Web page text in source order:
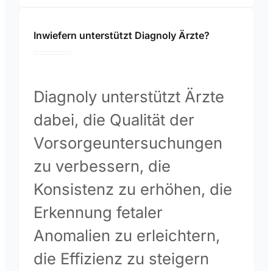
Inwiefern unterstützt Diagnoly Ärzte?
Diagnoly unterstützt Ärzte
dabei, die Qualität der
Vorsorgeuntersuchungen
zu verbessern, die
Konsistenz zu erhöhen, die
Erkennung fetaler
Anomalien zu erleichtern,
die Effizienz zu steigern